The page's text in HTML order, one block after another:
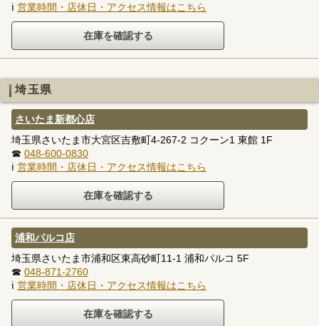
ℹ 営業時間・店休日・アクセス情報はこちら
埼玉県
さいたま新都心店
埼玉県さいたま市大宮区吉敷町4-267-2 コクーン1 東館 1F
☎ 048-600-0830
ℹ 営業時間・店休日・アクセス情報はこちら
浦和パルコ店
埼玉県さいたま市浦和区東高砂町11-1 浦和パルコ 5F
☎ 048-871-2760
ℹ 営業時間・店休日・アクセス情報はこちら